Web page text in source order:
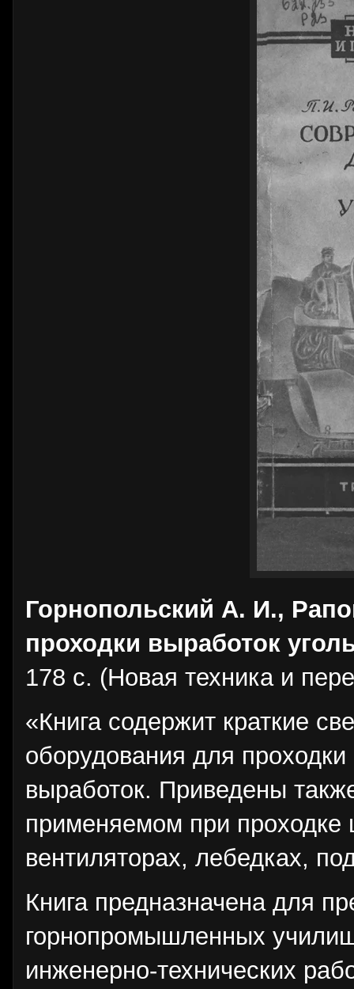
Горнопольский А. И.,
проходки выработок
178 с. (Новая техника и
«Книга содержит краткие
оборудования для
выработок. Приведены
применяемом при проходке
вентиляторах, лебедках,
Книга предназначена для
горнопромышленных
инженерно-технических